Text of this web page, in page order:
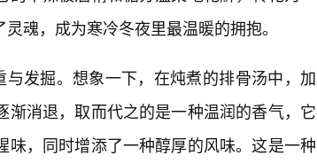
魂，成为寒冷冬夜里最温暖的拥抱。
发掘。想象一下，在炖煮的排骨汤中，加
消退，取而代之的是一种温润的香气，它
，同时增添了一种醇厚的风味。这是一种